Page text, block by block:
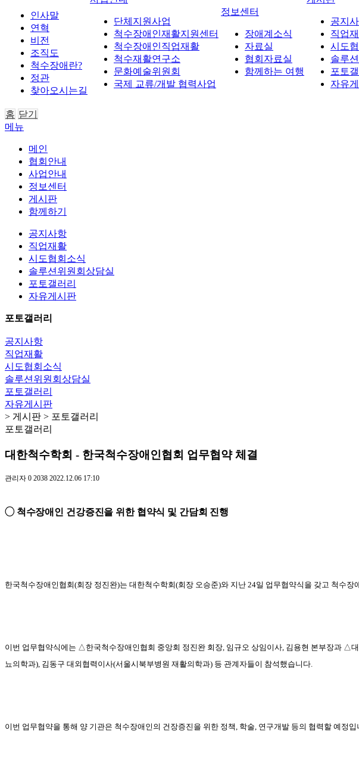
인사말
연혁
비전
조직도
척수장애란?
정관
찾아오시는길
단체지원사업
척수장애인재활지원센터
척수장애인직업재활
척수재활연구소
문화예술위원회
국제 교류/개발 협력사업
정보센터
장애계소식
자료실
협회자료실
함께하는 여행
공지
직업
시도
솔루
포토
자유
홈 닫기
메뉴
메인
협회안내
사업안내
정보센터
게시판
함께하기
공지사항
직업재활
시도협회소식
솔루션위원회상담실
포토갤러리
자유게시판
포토갤러리
공지사항
직업재활
시도협회소식
솔루션위원회상담실
포토갤러리
자유게시판
> 게시판 > 포토갤러리
포토갤러리
대한척수학회 - 한국척수장애인협회 업무협약 체결
관리자 0 2038 2022.12.06 17:10
◯ 척수장애인 건강증진을 위한 협약식 및 간담회 진행
한국척수장애인협회(회장 정진완)는 대한척수학회(회장 오승준)와 지난 24일 업무협약식을 갖고 척수장
이번 업무협약식에는 △한국척수장애인협회 중앙회 정진완 회장, 임규오 상임이사, 김용현 본부장과 △
뇨의학과), 김동구 대외협력이사(서울시북부병원 재활의학과) 등 관계자들이 참석했습니다.
이번 업무협약을 통해 양 기관은 척수장애인의 건장증진을 위한 정책, 학술, 연구개발 등의 협력할 예정입